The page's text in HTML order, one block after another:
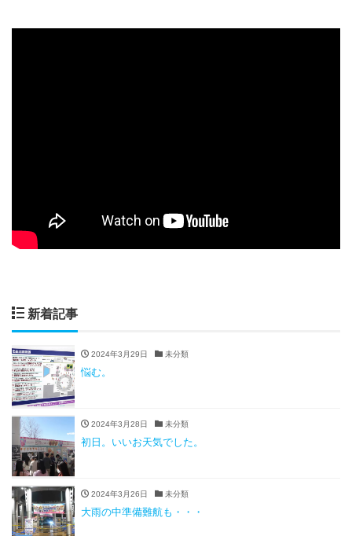
新着記事
2024年3月29日 未分類
悩む。
2024年3月28日 未分類
初日。いいお天気でした。
2024年3月26日 未分類
大雨の中準備難航も・・・